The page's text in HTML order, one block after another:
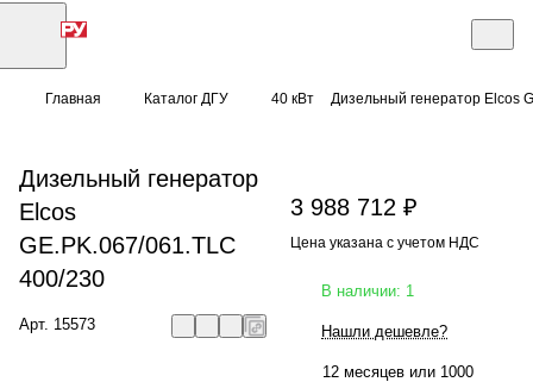
Главная Каталог ДГУ 40 кВт Дизельный генератор Elcos
Дизельный генератор
Elcos
GE.PK.067/061.TLC
400/230
Арт. 15573
3 988 712 ₽
Цена указана с учетом НДС
В наличии: 1
Нашли дешевле?
12 месяцев или 1000